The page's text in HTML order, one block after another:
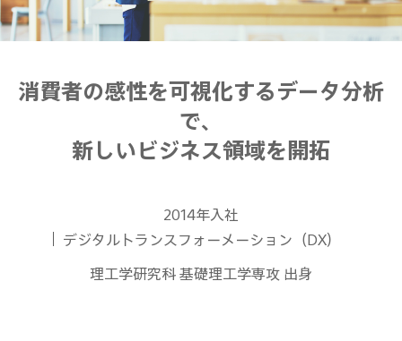
消費者の感性を可視化するデータ分析
で、
新しいビジネス領域を開拓
2014年入社
デジタルトランスフォーメーション（DX）
理工学研究科 基礎理工学専攻 出身